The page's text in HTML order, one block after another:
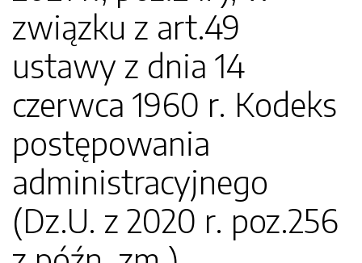
związku z art.49
ustawy z dnia 14
czerwca 1960 r. Kodeks
postępowania
administracyjnego
(Dz.U. z 2020 r. poz.256